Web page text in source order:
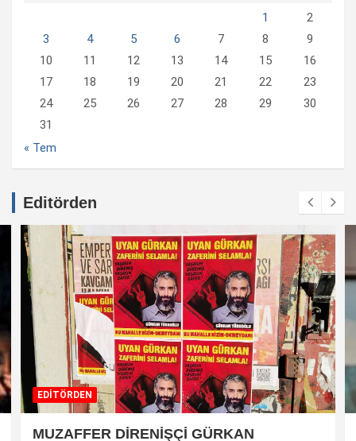
1
2
3
4 5 6 7 8
9
10
11 12 13 14 15
16
17
18 19 20 21 22
23
24
25 26 27 28 29
30
31
« Tem
Editörden
EDİTÖRDEN
MUZAFFER DİRENİŞÇİ GÜRKAN